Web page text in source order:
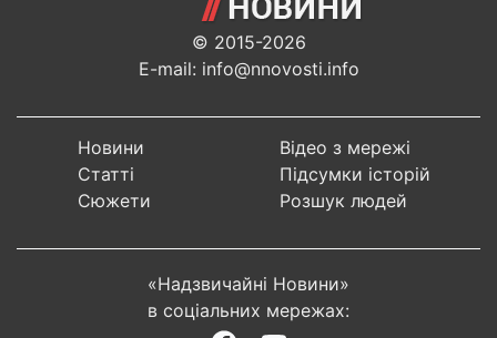
© 2015-2026
E-mail: info@nnovosti.info
Новини
Статті
Сюжети
Відео з мережі
Підсумки історій
Розшук людей
«Надзвичайні Новини»
в соціальних мережах: